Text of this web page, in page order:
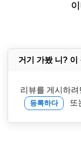
거기 가봤 니? 이
리뷰를 게시하
등록하다 또